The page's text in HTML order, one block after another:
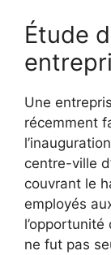
Étude
Une
récemment
centre-ville
couvrant le
employés
ne fut pas